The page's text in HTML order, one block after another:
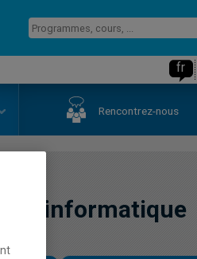
fr
Rencontrez-nous
l'informatique